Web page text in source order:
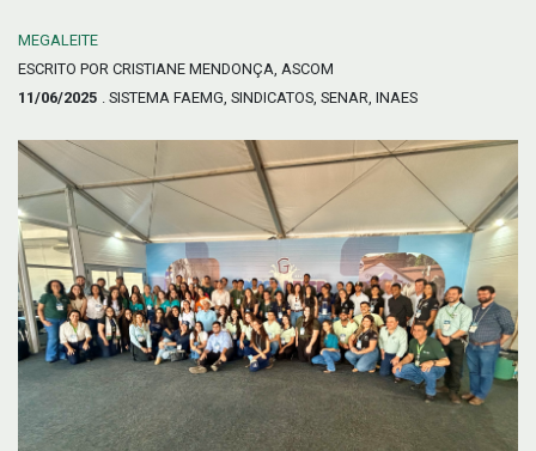
MEGALEITE
ESCRITO POR CRISTIANE MENDONÇA, ASCOM
11/06/2025 . SISTEMA FAEMG, SINDICATOS, SENAR, INAES